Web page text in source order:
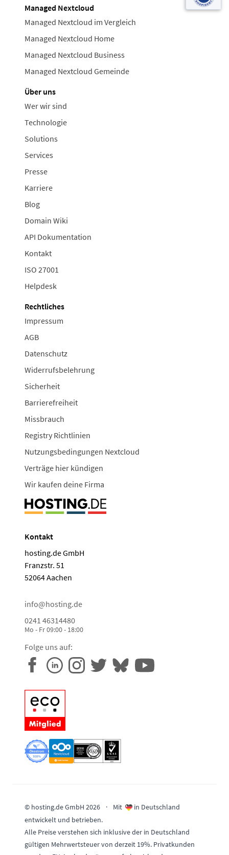
Managed Nextcloud
Managed Nextcloud im Vergleich
Managed Nextcloud Home
Managed Nextcloud Business
Managed Nextcloud Gemeinde
Über uns
Wer wir sind
Technologie
Solutions
Services
Presse
Karriere
Blog
Domain Wiki
API Dokumentation
Kontakt
ISO 27001
Helpdesk
Rechtliches
Impressum
AGB
Datenschutz
Widerrufsbelehrung
Sicherheit
Barrierefreiheit
Missbrauch
Registry Richtlinien
Nutzungsbedingungen Nextcloud
Verträge hier kündigen
Wir kaufen deine Firma
Kontakt
hosting.de GmbH
Franzstr. 51
52064 Aachen
info@hosting.de
0241 46314480
Mo - Fr 09:00 - 18:00
Folge uns auf:
© hosting.de GmbH 2026 · Mit
in Deutschland
entwickelt und betrieben.
Alle Preise verstehen sich inklusive der in Deutschland
gültigen Mehrwertsteuer von derzeit 19%. Privatkunden